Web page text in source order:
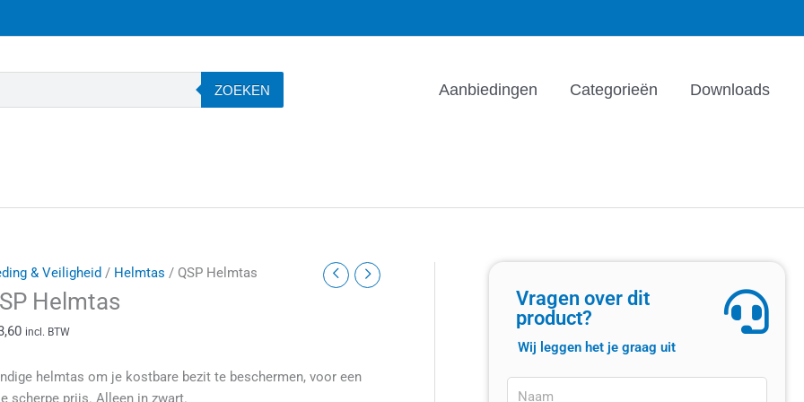
ZOEKEN Aanbiedingen Categorieën Downloads
& Veiligheid / Helmtas / QSP Helmtas
Helmtas
incl. BTW
helmtas om je kostbare bezit te beschermen, voor een
Vragen over dit
product?
Wij leggen het je graag uit